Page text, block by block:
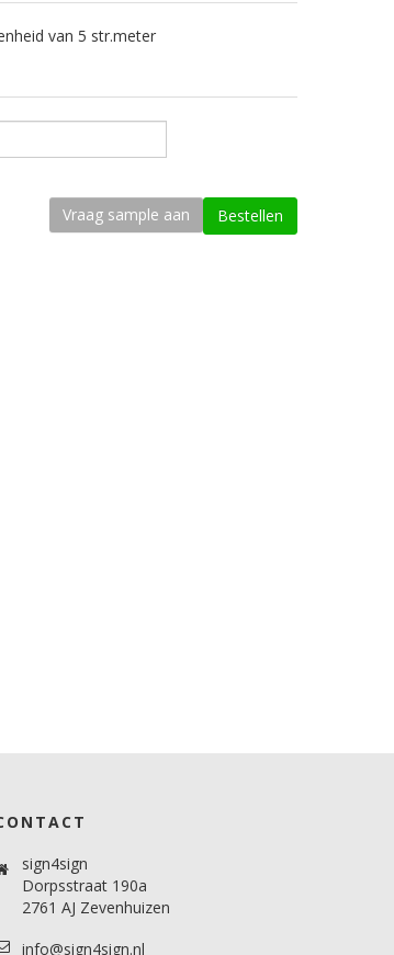
van 5 str.meter
sign4sign
Dorpsstraat 190a
2761 AJ Zevenhuizen
info@sign4sign.nl